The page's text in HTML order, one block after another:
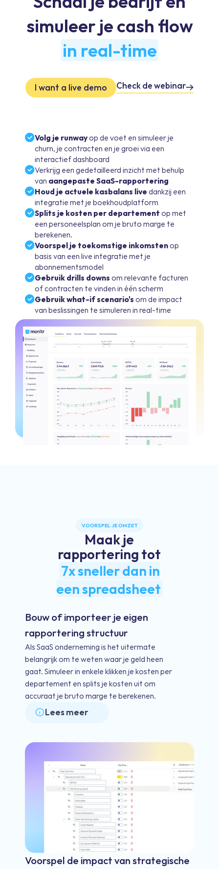
simuleer je cash flow
in real-time
I want a live demo Check de webinar
Volg je runwayop de voet en simuleer je
churn, je contracten en je groei via een
interactief dashboard
Verkrijg een gedetailleerd inzicht met behulp
van aangepaste SaaS-rapportering
Houd je actuele kasbalans live dankzij een
integratie met je boekhoudplatform
Splits je kosten per departementop met
een personeelsplan om je bruto marge te
berekenen.
Voorspel je toekomstige inkomstenop
basis van een live integratie met je
abonnementsmodel
Gebruik drills downsom relevante facturen
of contracten te vinden in één scherm
Gebruik what-if scenario'som de impact
van beslissingen te simuleren in real-time
VOORSPEL JE OMZET
Maak je
rapportering tot
7x sneller dan in
een spreadsheet
Bouw of importeer je eigen
rapportering structuur
Als SaaS onderneming is het uitermate
belangrijk om te weten waar je geld heen
gaat. Simuleer in enkele klikken je kosten per
departement en splits je kosten uit om
accuraat je bruto marge te berekenen.
Lees meer
Voorspel de impact van strategische